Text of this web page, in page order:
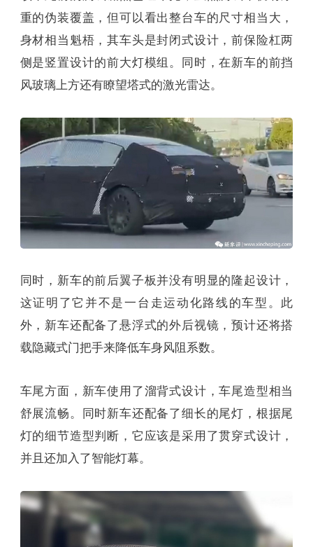
重的伪装覆盖，但可以看出整台车的尺寸相当大，
身材相当魁梧，其车头是封闭式设计，前保险杠两
侧是竖置设计的前大灯模组。同时，在新车的前挡
风玻璃上方还有瞭望塔式的激光雷达。
同时，新车的前后翼子板并没有明显的隆起设计，
这证明了它并不是一台走运动化路线的车型。此
外，新车还配备了悬浮式的外后视镜，预计还将搭
载隐藏式门把手来降低车身风阻系数。
车尾方面，新车使用了溜背式设计，车尾造型相当
舒展流畅。同时新车还配备了细长的尾灯，根据尾
灯的细节造型判断，它应该是采用了贯穿式设计，
并且还加入了智能灯幕。